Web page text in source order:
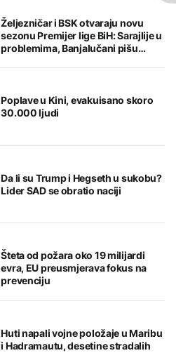
Željezničar i BSK otvaraju novu
sezonu Premijer lige BiH: Sarajlije u
problemima, Banjalučani pišu
Poplave u Kini, evakuisano skoro
30.000 ljudi
Da li su Trump i Hegseth u sukobu?
Lider SAD se obratio naciji
Šteta od požara oko 19 milijardi
evra, EU preusmjerava fokus na
prevenciju
Huti napali vojne položaje u Maribu
i Hadramautu, desetine stradalih